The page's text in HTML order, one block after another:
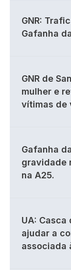
GNR:
Gafanha
GNR de
mulher e
vítimas de
Gafanha
gravidade
na A25.
UA:
ajudar a
associada